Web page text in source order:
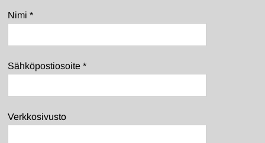
Nimi*
Sähköpostiosoite*
Verkkosivusto